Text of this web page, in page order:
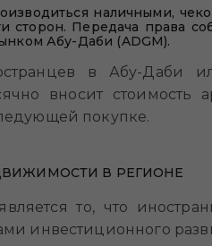
наличными,
Передача права
Абу-Даби (ADGM).
в Абу-Даби
вносит стоимость
покупке.
В РЕГИОНЕ
то, что
инвестиционного